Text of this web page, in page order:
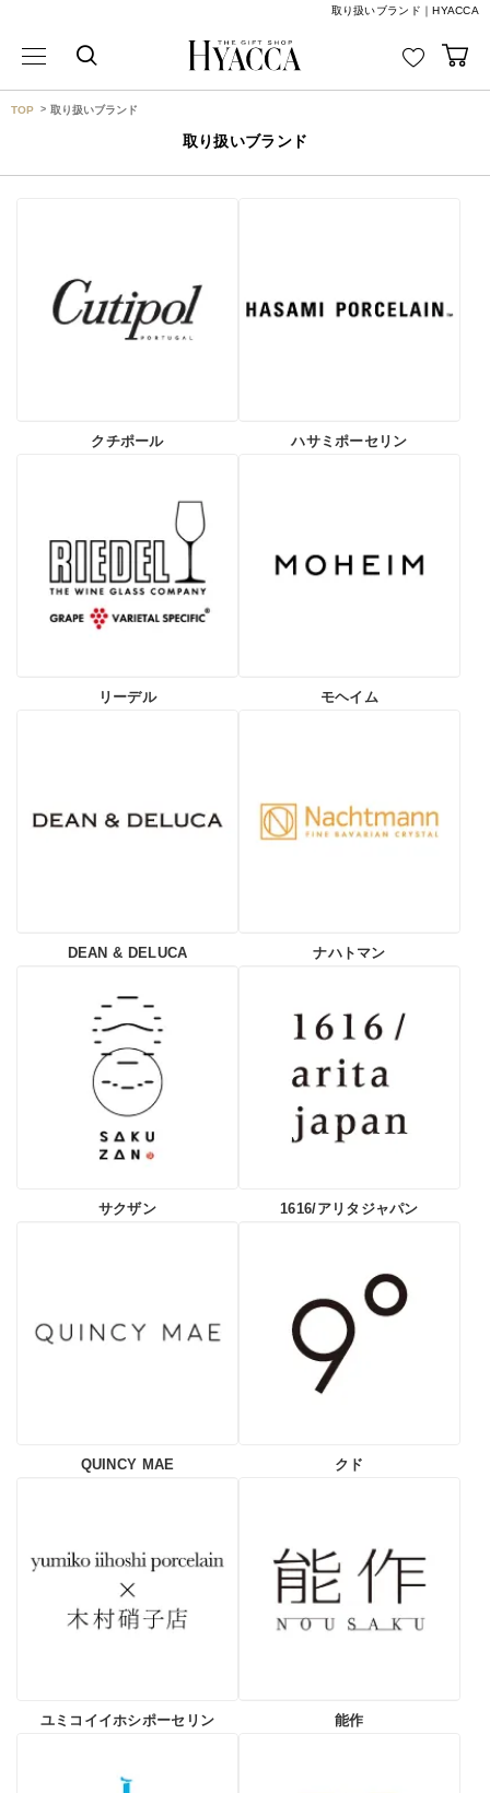
取り扱いブランド｜HYACCA
TOP 取り扱いブランド
取り扱いブランド
クチポール ハサミポーセリン
リーデル モヘイム
DEAN & DELUCA ナハトマン
サクザン 1616/アリタジャパン
QUINCY MAE クド
ユミコイイホシポーセリン 能作